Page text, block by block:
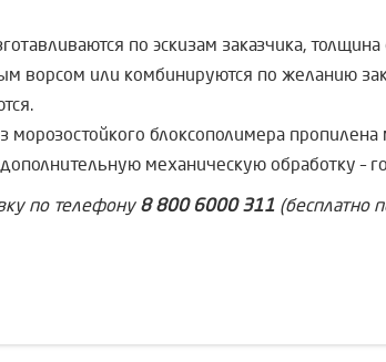
по эскизам заказчика,
ворсом или комбинируются по желанию
морозостойкого блоксополимера
механическую обработку –
по телефону 8 800 6000 311 (бесплатно